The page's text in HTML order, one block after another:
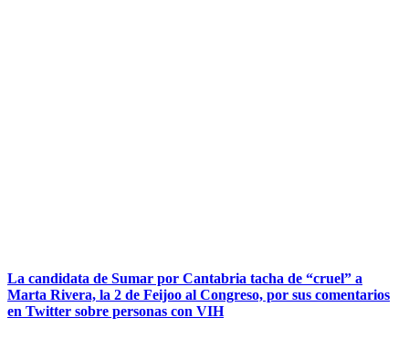
La candidata de Sumar por Cantabria tacha de “cruel” a
Marta Rivera, la 2 de Feijoo al Congreso, por sus comentarios
en Twitter sobre personas con VIH